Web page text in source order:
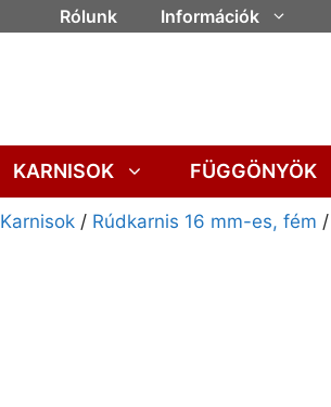
Rólunk Információk
KARNISOK FÜGGÖNYÖK
Karnisok / Rúdkarnis 16 mm-es, fém /